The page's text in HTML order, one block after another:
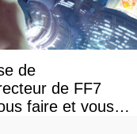
de
de FF7
faire et vous